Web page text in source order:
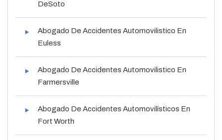
DeSoto
Abogado De Accidentes Automovilistico En
Euless
Abogado De Accidentes Automovilistico En
Farmersville
Abogado De Accidentes Automovilísticos En
Fort Worth